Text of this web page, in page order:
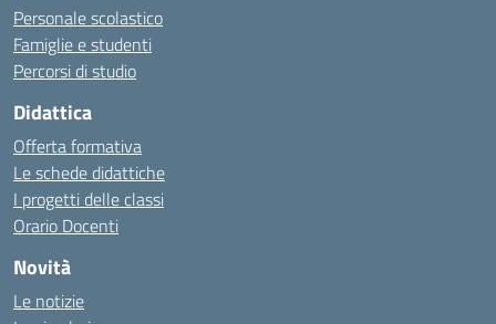
Personale scolastico
Famiglie e studenti
Percorsi di studio
Didattica
Offerta formativa
Le schede didattiche
I progetti delle classi
Orario Docenti
Novità
Le notizie